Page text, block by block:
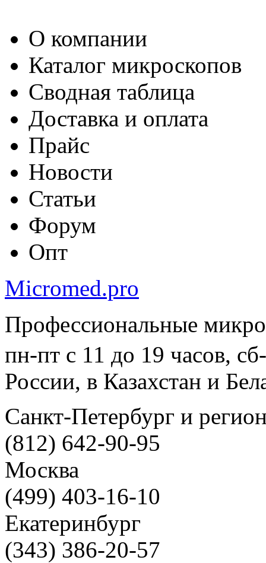
О компании
Каталог микроскопов
Сводная таблица
Доставка и оплата
Прайс
Новости
Статьи
Форум
Опт
Micromed.pro
Профессиональные
пн-пт с 11 до 19 часов,
России, в Казахстан и
Санкт-Петербург и
(812) 642-90-95
Москва
(499) 403-16-10
Екатеринбург
(343) 386-20-57